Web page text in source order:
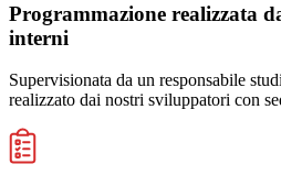
Programmazione realizzata
interni
Supervisionata da un responsabile
realizzato dai nostri sviluppatori con